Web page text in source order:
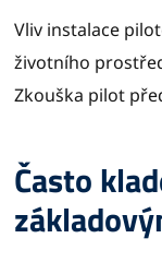
Vliv instalace
životního
Zkouška pilot
Často